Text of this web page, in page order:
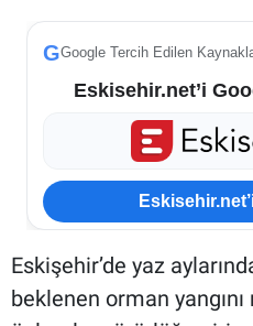
GGoogle Tercih Edilen
Eskisehir.net’i
Eskişehir’de yaz
beklenen orman